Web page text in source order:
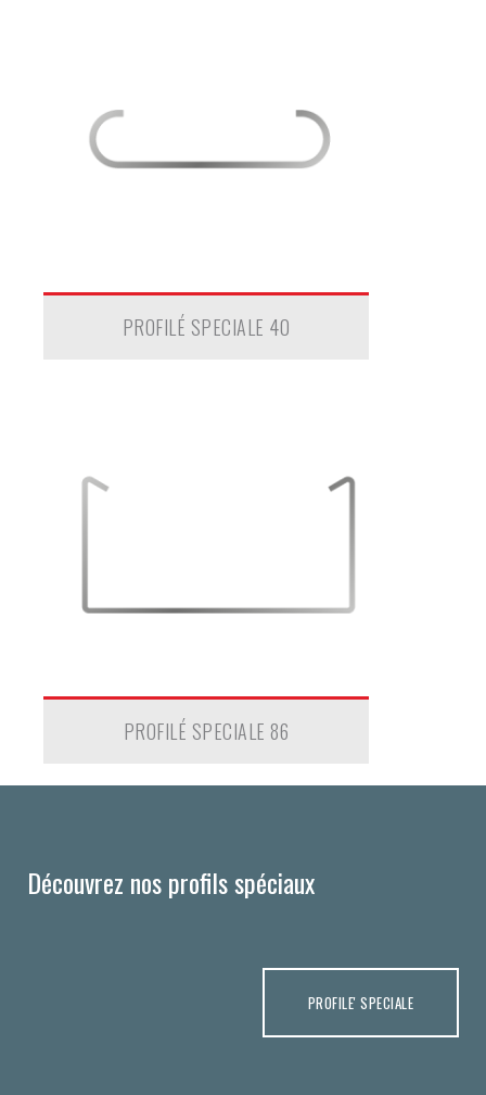
PROFILÉ SPECIALE 40
PROFILÉ SPECIALE 86
Découvrez nos profils spéciaux
PROFILE' SPECIALE